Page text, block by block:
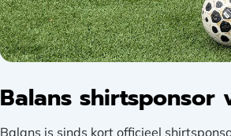
Balans shirtsponsor
Balans is sinds kort officieel